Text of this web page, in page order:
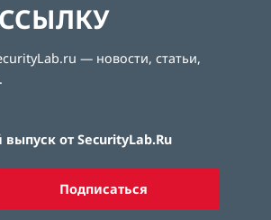
— новости, статьи,
от SecurityLab.Ru
Подписаться